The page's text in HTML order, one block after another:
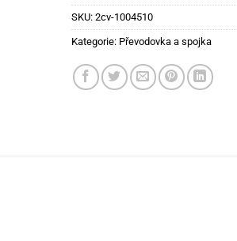
SKU: 2cv-1004510
Kategorie: Převodovka a spojka